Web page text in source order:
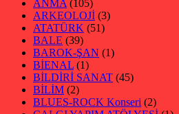
ANMA (105)
ARKEOLOJİ (3)
ATATÜRK (51)
BALE (39)
BAROK-ŞAN (1)
BİENAL (1)
BİLDİRİ SANAT (45)
BİLİM (2)
BLUES-ROCK Konseri (2)